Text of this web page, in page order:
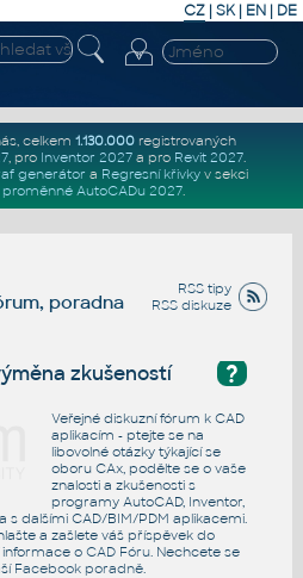
CZ | SK| EN | DE
celkem 1.130.000registrovaných
, pro Inventor 2027a pro Revit 2027.
generátor a Regresní křivkyv sekci
proměnné AutoCADu 2027.
RSS tipy
RSS diskuze
poradna
?
zkušeností
Veřejné diskuzní fórum k CAD
aplikacím - ptejte se na
libovolné otázky týkající se
oboru CAx, podělte se o vaše
znalosti a zkušenosti s
programy AutoCAD, Inventor,
s dalšími CAD/BIM/PDM aplikacemi.
a zašlete váš příspěvek do
informace o CAD Fóru. Nechcete se
Facebook poradně.